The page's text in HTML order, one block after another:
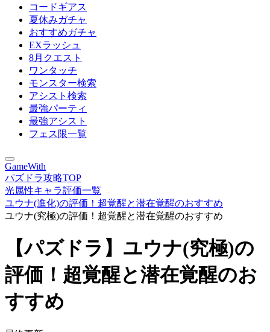
コードギアス
夏休みガチャ
おすすめガチャ
EXラッシュ
8月クエスト
ワンタッチ
モンスター検索
アシスト検索
最強パーティ
最強アシスト
フェス限一覧
GameWith
パズドラ攻略TOP
光属性キャラ評価一覧
ユウナ(進化)の評価！超覚醒と潜在覚醒のおすすめ
ユウナ(究極)の評価！超覚醒と潜在覚醒のおすすめ
【パズドラ】ユウナ(究極)の
評価！超覚醒と潜在覚醒のお
すすめ